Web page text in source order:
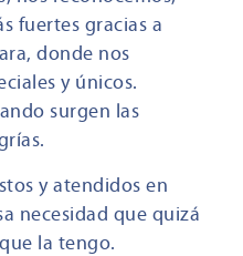
fuertes gracias a
donde nos
y únicos.
surgen las
y atendidos en
necesidad que quizá
la tengo.